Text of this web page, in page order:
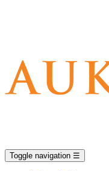
Toggle navigation ☰